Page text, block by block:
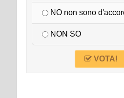
NO non sono
NON SO
VOTA!